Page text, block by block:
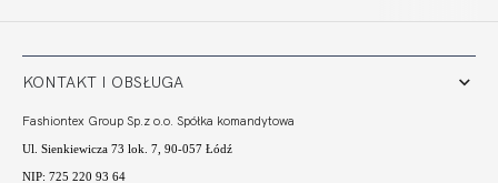
KONTAKT I OBSŁUGA
Fashiontex Group Sp.z o.o. Spółka komandytowa
Ul. Sienkiewicza 73 lok. 7, 90-057 Łódź
NIP: 725 220 93 64